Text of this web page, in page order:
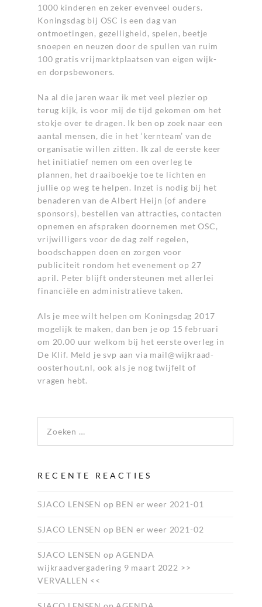
1000 kinderen en zeker evenveel ouders.
Koningsdag bij OSC is een dag van
ontmoetingen, gezelligheid, spelen, beetje
snoepen en neuzen door de spullen van ruim
100 gratis vrijmarktplaatsen van eigen wijk-
en dorpsbewoners.
Na al die jaren waar ik met veel plezier op
terug kijk, is voor mij de tijd gekomen om het
stokje over te dragen. Ik ben op zoek naar een
aantal mensen, die in het ‘kernteam’ van de
organisatie willen zitten. Ik zal de eerste keer
het initiatief nemen om een overleg te
plannen, het draaiboekje toe te lichten en
jullie op weg te helpen. Inzet is nodig bij het
benaderen van de Albert Heijn (of andere
sponsors), bestellen van attracties, contacten
opnemen en afspraken doornemen met OSC,
vrijwilligers voor de dag zelf regelen,
boodschappen doen en zorgen voor
publiciteit rondom het evenement op 27
april. Peter blijft ondersteunen met allerlei
financiële en administratieve taken.
Als je mee wilt helpen om Koningsdag 2017
mogelijk te maken, dan ben je op 15 februari
om 20.00 uur welkom bij het eerste overleg in
De Klif. Meld je svp aan via mail@wijkraad-
oosterhout.nl, ook als je nog twijfelt of
vragen hebt.
RECENTE REACTIES
SJACO LENSEN op BEN er weer 2021-01
SJACO LENSEN op BEN er weer 2021-02
SJACO LENSEN opAGENDA
wijkraadvergadering 9 maart 2022 >>
VERVALLEN <<